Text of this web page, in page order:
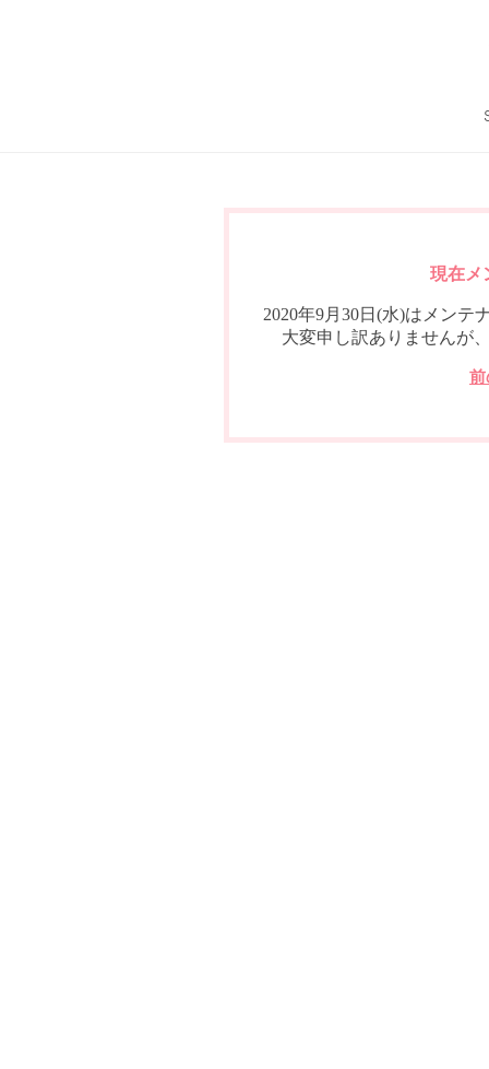
現在メ
2020年9月30日(水)はメンテ
大変申し訳ありませんが
前